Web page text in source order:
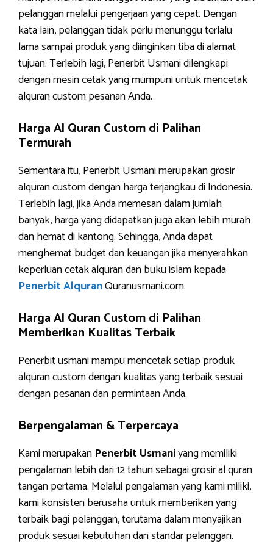
pelanggan melalui pengerjaan yang cepat. Dengan
kata lain, pelanggan tidak perlu menunggu terlalu
lama sampai produk yang diinginkan tiba di alamat
tujuan. Terlebih lagi, Penerbit Usmani dilengkapi
dengan mesin cetak yang mumpuni untuk mencetak
alquran custom pesanan Anda.
Harga Al Quran Custom di Palihan
Termurah
Sementara itu, Penerbit Usmani merupakan grosir
alquran custom dengan harga terjangkau di Indonesia.
Terlebih lagi, jika Anda memesan dalam jumlah
banyak, harga yang didapatkan juga akan lebih murah
dan hemat di kantong. Sehingga, Anda dapat
menghemat budget dan keuangan jika menyerahkan
keperluan cetak alquran dan buku islam kepada
Penerbit AlquranQuranusmani.com.
Harga Al Quran Custom di Palihan
Memberikan Kualitas Terbaik
Penerbit usmani mampu mencetak setiap produk
alquran custom dengan kualitas yang terbaik sesuai
dengan pesanan dan permintaan Anda.
Berpengalaman & Terpercaya
Kami merupakan Penerbit Usmaniyang memiliki
pengalaman lebih dari 12 tahun sebagai grosir al quran
tangan pertama. Melalui pengalaman yang kami miliki,
kami konsisten berusaha untuk memberikan yang
terbaik bagi pelanggan, terutama dalam menyajikan
produk sesuai kebutuhan dan standar pelanggan.